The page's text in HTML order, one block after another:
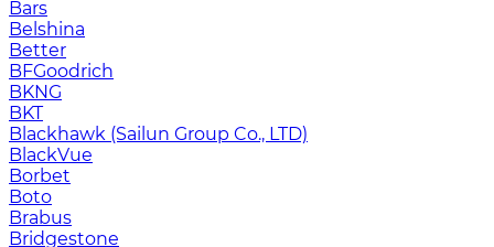
Bars
Belshina
Better
BFGoodrich
BKNG
BKT
Blackhawk (Sailun Group Co., LTD)
BlackVue
Borbet
Boto
Brabus
Bridgestone